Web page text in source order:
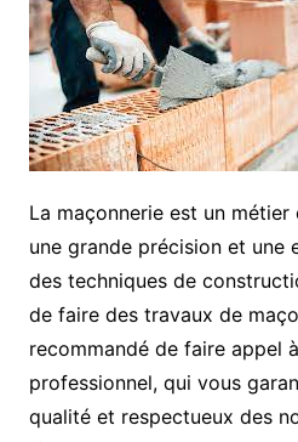
La maçonnerie est un
une grande précision et une
des techniques de
de faire des travaux de
recommandé de faire appel
professionnel, qui vous
qualité et respectueux des